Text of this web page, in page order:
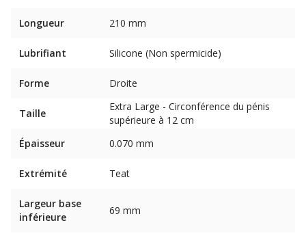
Longueur 210 mm
Lubrifiant Silicone (Non spermicide)
Forme Droite
Taille
Extra Large - Circonférence du pénis
supérieure à 12 cm
Épaisseur
0.070 mm
Extrémité Teat
Largeur base
inférieure
69 mm